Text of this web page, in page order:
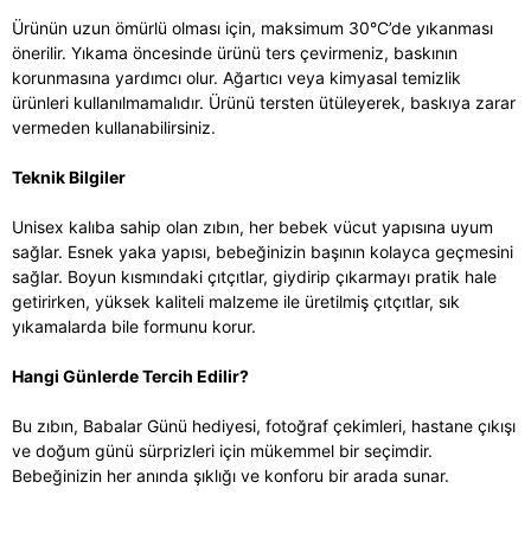
Ürünün uzun ömürlü olması için, maksimum 30°C’de yıkanması
önerilir. Yıkama öncesinde ürünü ters çevirmeniz, baskının
korunmasına yardımcı olur. Ağartıcı veya kimyasal temizlik
ürünleri kullanılmamalıdır. Ürünü tersten ütüleyerek, baskıya zarar
vermeden kullanabilirsiniz.
Teknik Bilgiler
Unisex kalıba sahip olan zıbın, her bebek vücut yapısına uyum
sağlar. Esnek yaka yapısı, bebeğinizin başının kolayca geçmesini
sağlar. Boyun kısmındaki çıtçıtlar, giydirip çıkarmayı pratik hale
getirirken, yüksek kaliteli malzeme ile üretilmiş çıtçıtlar, sık
yıkamalarda bile formunu korur.
Hangi Günlerde Tercih Edilir?
Bu zıbın, Babalar Günü hediyesi, fotoğraf çekimleri, hastane çıkışı
ve doğum günü sürprizleri için mükemmel bir seçimdir.
Bebeğinizin her anında şıklığı ve konforu bir arada sunar.